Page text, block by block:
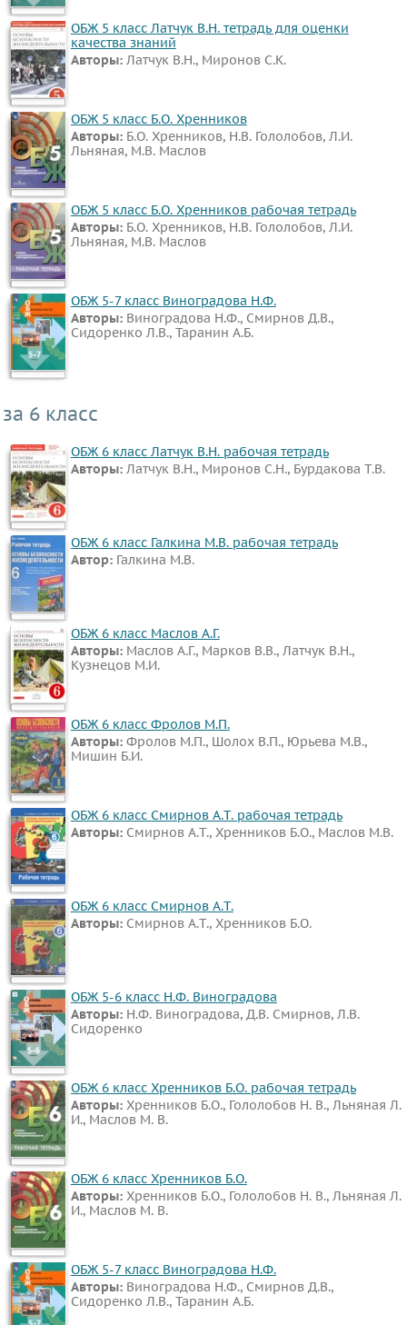
Информатика
ОБЖ
География
Природоведение
Музыка
ИЗО
Литература
Обществознание
Черчение
Мед.
подготовка
Окружающий
мир
Человек
и
мир
Экология
Технология
Естествознание
Испанский
язык
Искусство
Китайский
язык
Кубановедение
Казахский
язык
Мир
природы
и
человека
Физкультура
Основы
культуры
ВИДЕОРЕШЕНИЯ
ОБЖ 5 класс Латчук В.Н. тетрадь для оценки
качества знаний
Авторы: Латчук В.Н., Миронов С.К.
ОБЖ 5 класс Б.О. Хренников
Авторы: Б.О. Хренников, Н.В. Гололобов, Л.И.
Льняная, М.В. Маслов
ОБЖ 5 класс Б.О. Хренников рабочая тетрадь
Авторы: Б.О. Хренников, Н.В. Гололобов, Л.И.
Льняная, М.В. Маслов
ОБЖ 5-7 класс Виноградова Н.Ф.
Авторы: Виноградова Н.Ф., Смирнов Д.В.,
Сидоренко Л.В., Таранин А.Б.
за 6 класс
ОБЖ 6 класс Латчук В.Н. рабочая тетрадь
Авторы: Латчук В.Н., Миронов С.Н., Бурдакова Т.В.
ОБЖ 6 класс Галкина М.В. рабочая тетрадь
Автор: Галкина М.В.
ОБЖ 6 класс Маслов А.Г.
Авторы: Маслов А.Г., Марков В.В., Латчук В.Н.,
Кузнецов М.И.
ОБЖ 6 класс Фролов М.П.
Авторы: Фролов М.П., Шолох В.П., Юрьева М.В.,
Мишин Б.И.
ОБЖ 6 класс Смирнов А.Т. рабочая тетрадь
Авторы: Смирнов А.Т., Хренников Б.О., Маслов М.В.
ОБЖ 6 класс Смирнов А.Т.
Авторы: Смирнов А.Т., Хренников Б.О.
ОБЖ 5-6 класс Н.Ф. Виноградова
Авторы: Н.Ф. Виноградова, Д.В. Смирнов, Л.В.
Сидоренко
ОБЖ 6 класс Хренников Б.О. рабочая тетрадь
Авторы: Хренников Б.О., Гололобов Н. В., Льняная Л.
И., Маслов М. В.
ОБЖ 6 класс Хренников Б.О.
Авторы: Хренников Б.О., Гололобов Н. В., Льняная Л.
И., Маслов М. В.
ОБЖ 5-7 класс Виноградова Н.Ф.
Авторы: Виноградова Н.Ф., Смирнов Д.В.,
Сидоренко Л.В., Таранин А.Б.